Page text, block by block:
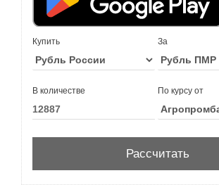
Купить За
В количестве По курсу от